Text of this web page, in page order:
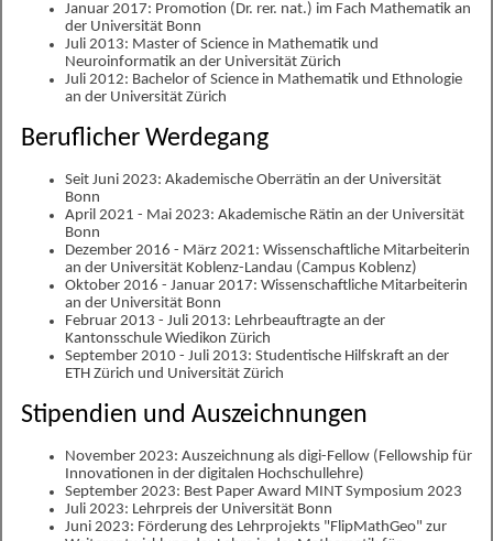
Januar 2017: Promotion (Dr. rer. nat.) im Fach Mathematik an
der Universität Bonn
Juli 2013: Master of Science in Mathematik und
Neuroinformatik an der Universität Zürich
Juli 2012: Bachelor of Science in Mathematik und Ethnologie
an der Universität Zürich
Beruflicher Werdegang
Seit Juni 2023: Akademische Oberrätin an der Universität
Bonn
April 2021 - Mai 2023: Akademische Rätin an der Universität
Bonn
Dezember 2016 - März 2021: Wissenschaftliche Mitarbeiterin
an der Universität Koblenz-Landau (Campus Koblenz)
Oktober 2016 - Januar 2017: Wissenschaftliche Mitarbeiterin
an der Universität Bonn
Februar 2013 - Juli 2013: Lehrbeauftragte an der
Kantonsschule Wiedikon Zürich
September 2010 - Juli 2013: Studentische Hilfskraft an der
ETH Zürich und Universität Zürich
Stipendien und Auszeichnungen
November 2023: Auszeichnung als digi-Fellow (Fellowship für
Innovationen in der digitalen Hochschullehre)
September 2023: Best Paper Award MINT Symposium 2023
Juli 2023: Lehrpreis der Universität Bonn
Juni 2023: Förderung des Lehrprojekts "FlipMathGeo" zur